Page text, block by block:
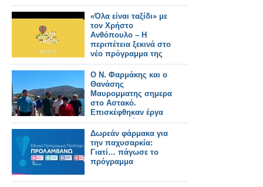
«Όλα είναι ταξίδι» με
τον Χρήστο
Ανθόπουλο – Η
περιπέτεια ξεκινά στο
νέο πρόγραμμα της
ΕΡΤ
Ο Ν. Φαρμάκης και ο
Θανάσης
Μαυρομματης σημερα
στο Αστακό.
Επισκέφθηκαν έργα
που εκτελούνται στην
περιοχή και
συναντήθηκαν με
φορείς και πολίτες
(φωτο-βιντεο)
Δωρεάν φάρμακα για
την παχυσαρκία:
Γιατί… πάγωσε το
πρόγραμμα